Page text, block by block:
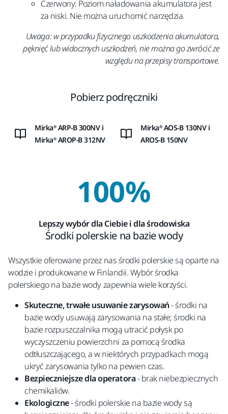
Czerwony: Poziom naładowania akumulatora jest
za niski. Nie można uruchomić narzędzia.
Uwaga: w przypadku fizycznego uszkodzenia akumulatora,
pęknięć lub widocznych uszkodzeń, nie można go zwrócić ze
względu na przepisy transportowe.
Pobierz podręczniki
Mirka® ARP-B 300NV i
Mirka® AROP-B 312NV
Mirka® AOS-B 130NV i
AROS-B 150NV
100%
Lepszy wybór dla Ciebie i dla środowiska
Środki polerskie na bazie wody
Wszystkie oferowane przez nas środki polerskie są oparte na
wodzie i produkowane w Finlandii. Wybór środka
polerskiego na bazie wody zapewnia wiele korzyści.
Skuteczne, trwałe usuwanie zarysowań- środki na
bazie wody usuwają zarysowania na stałe; środki na
bazie rozpuszczalnika mogą utracić połysk po
wyczyszczeniu powierzchni za pomocą środka
odtłuszczającego, a w niektórych przypadkach mogą
ukryć zarysowania tylko na pewien czas.
Bezpieczniejsze dla operatora- brak niebezpiecznych
chemikaliów.
Ekologiczne- środki polerskie na bazie wody są